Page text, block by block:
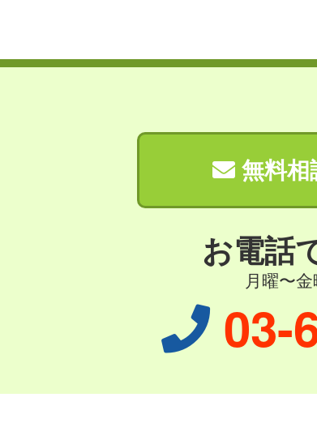
無料
お電話
月曜〜
03-